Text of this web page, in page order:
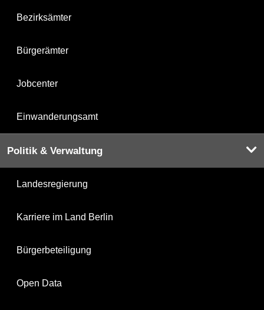
Bezirksämter
Bürgerämter
Jobcenter
Einwanderungsamt
Politik & Verwaltung
Landesregierung
Karriere im Land Berlin
Bürgerbeteiligung
Open Data